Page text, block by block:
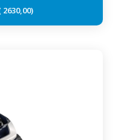
2630,00